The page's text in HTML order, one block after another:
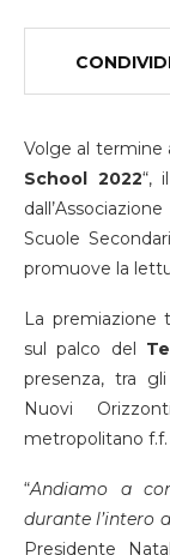
Volge al termine
School 2022“,
Scuole
promuove la
La
sul palco del
presenza, tra gli
Nuovi
metropolitano f.f.
“Andiamo a
durante l’intero
Presidente